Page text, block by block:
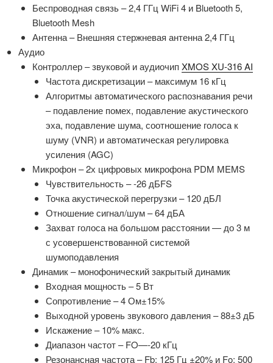
Беспроводная связь – 2,4 ГГц WiFi 4 и Bluetooth 5,
Bluetooth Mesh
Антенна – Внешняя стержневая антенна 2,4 ГГц
Аудио
Контроллер – звуковой и аудиочип XMOS XU-316 AI
Частота дискретизации – максимум 16 кГц
Алгоритмы автоматического распознавания речи
– подавление помех, подавление акустического
эха, подавление шума, соотношение голоса к
шуму (VNR) и автоматическая регулировка
усиления (AGC)
Микрофон – 2х цифровых микрофона PDM MEMS
Чувствительность – -26 дБFS
Точка акустической перегрузки – 120 дБЛ
Отношение сигнал/шум – 64 дБА
Захват голоса на большом расстоянии — до 3 м
с усовершенствованной системой
шумоподавления
Динамик – монофонический закрытый динамик
Входная мощность – 5 Вт
Сопротивление – 4 Ом±15%
Выходной уровень звукового давления – 88±3 дБ
Искажение – 10% макс.
Диапазон частот – FO—-20 кГц
Резонансная частота – Fb: 125 Гц ±20% и Fo: 500